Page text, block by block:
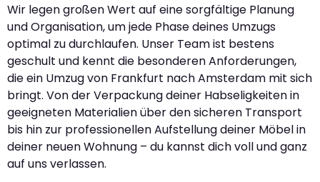
Wir legen großen Wert auf eine sorgfältige Planung
und Organisation, um jede Phase deines Umzugs
optimal zu durchlaufen. Unser Team ist bestens
geschult und kennt die besonderen Anforderungen,
die ein Umzug von Frankfurt nach Amsterdam mit sich
bringt. Von der Verpackung deiner Habseligkeiten in
geeigneten Materialien über den sicheren Transport
bis hin zur professionellen Aufstellung deiner Möbel in
deiner neuen Wohnung – du kannst dich voll und ganz
auf uns verlassen.